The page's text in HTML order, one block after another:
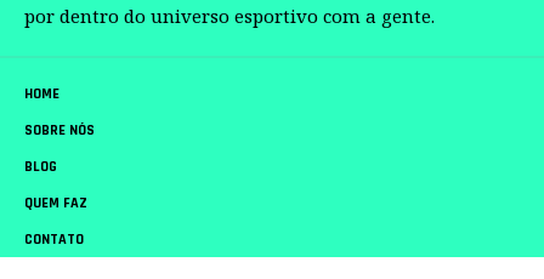
por dentro do universo esportivo com a gente.
HOME
SOBRE NÓS
BLOG
QUEM FAZ
CONTATO